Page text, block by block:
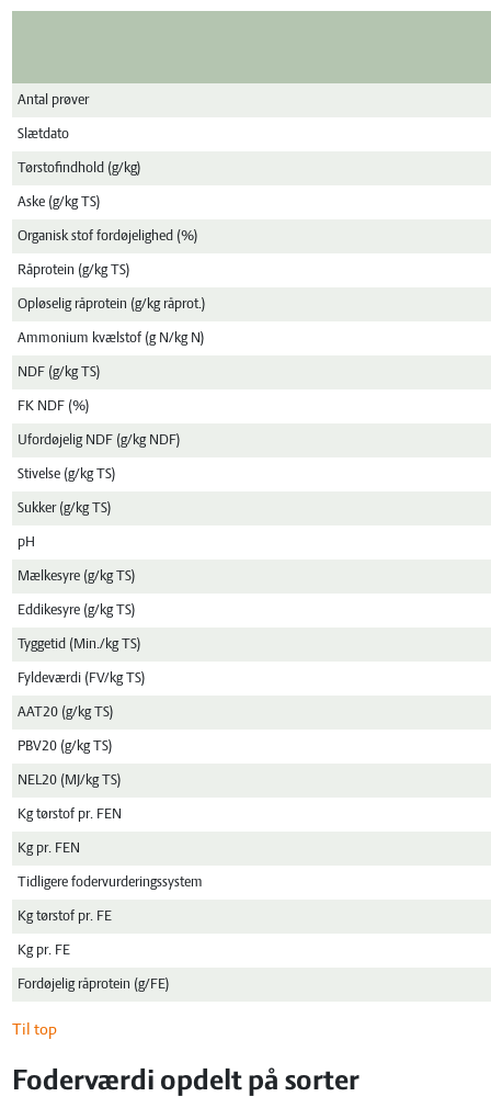
Antal prøver
Slætdato
Tørstofindhold (g/kg)
Aske (g/kg TS)
Organisk stof fordøjelighed (%)
Råprotein (g/kg TS)
Opløselig råprotein (g/kg råprot.)
Ammonium kvælstof (g N/kg N)
NDF (g/kg TS)
FK NDF (%)
Ufordøjelig NDF (g/kg NDF)
Stivelse (g/kg TS)
Sukker (g/kg TS)
pH
Mælkesyre (g/kg TS)
Eddikesyre (g/kg TS)
Tyggetid (Min./kg TS)
Fyldeværdi (FV/kg TS)
AAT20 (g/kg TS)
PBV20 (g/kg TS)
NEL20 (MJ/kg TS)
Kg tørstof pr. FEN
Kg pr. FEN
Tidligere fodervurderingssystem
Kg tørstof pr. FE
Kg pr. FE
Fordøjelig råprotein (g/FE)
Til top
Foderværdi opdelt på sorter